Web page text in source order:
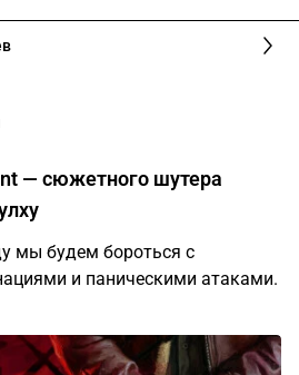
— сюжетного шутера
мы будем бороться с
и паническими атаками.